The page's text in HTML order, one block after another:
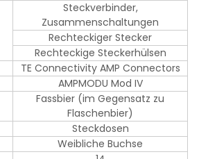
Steckverbinder,
Zusammenschaltungen
Rechteckiger Stecker
Rechteckige Steckerhülsen
TE Connectivity AMP Connectors
AMPMODU Mod IV
Fassbier (im Gegensatz zu
Flaschenbier)
Steckdosen
Weibliche Buchse